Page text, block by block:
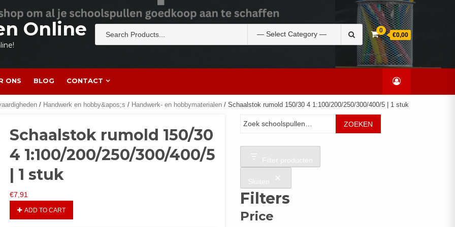
Online
naar:
0
€0,00
ONS BLOG CONTACT
/ Handwerk en hobby&apos;s / Handwerk- en hobbymaterialen / Schaalstok rumold 150/30 4 1:100/200/250/300/400/5 | 1 stuk
Schaalstok rumold 150/30
4 1:100/200/250/300/400/5
| 1 stuk
€7,91
ADD TO CART
ZOEKEN
Filter producten
Sluiten
Filters
Price